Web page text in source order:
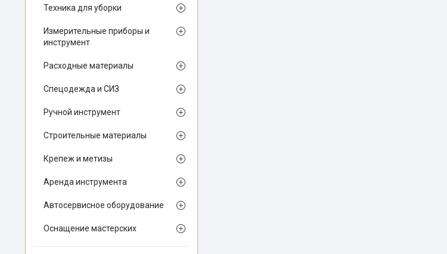
Техника для уборки
Измерительные приборы и
инструмент
Расходные материалы
Спецодежда и СИЗ
Ручной инструмент
Строительные материалы
Крепеж и метизы
Аренда инструмента
Автосервисное оборудование
Оснащение мастерских